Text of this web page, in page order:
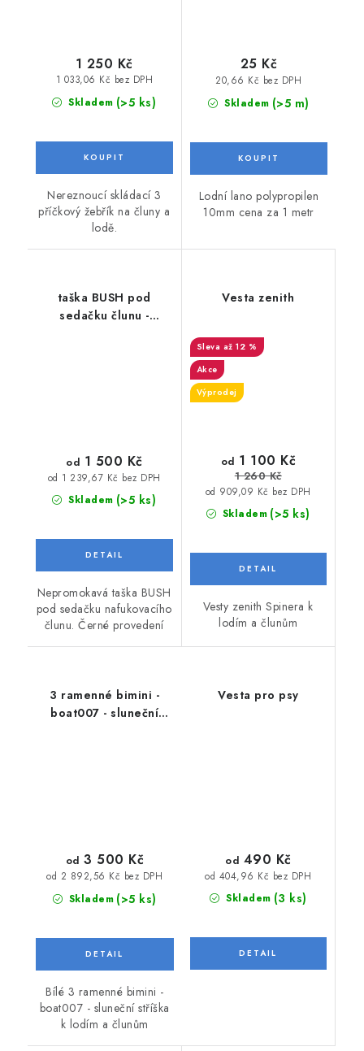
Skladem (>5 ks)
1 033,06 Kč bez DPH
1 250 Kč
Nereznoucí skládací 3
příčkový žebřík na čluny a
lodě.
Skladem (>5 m)
20,66 Kč bez DPH
25 Kč
Lodní lano polypropilen
10mm cena za 1 metr
taška BUSH pod
sedačku člunu -
Skladem (>5 ks)
od 1 239,67 Kč bez DPH
od 1 500 Kč
Nepromokavá taška BUSH
pod sedačku nafukovacího
člunu. Černé provedení
Vesta zenith
až 12 %
Akce
Výprodej
Skladem (>5 ks)
od 909,09 Kč bez DPH
od 1 100 Kč
1 260 Kč
Vesty zenith Spinera k
lodím a člunům
3 ramenné bimini -
boat007 - sluneční
Skladem (>5 ks)
od 2 892,56 Kč bez DPH
od 3 500 Kč
Bílé 3 ramenné bimini -
boat007 - sluneční stříška
k lodím a člunům
Vesta pro psy
Skladem (3 ks)
od 404,96 Kč bez DPH
od 490 Kč